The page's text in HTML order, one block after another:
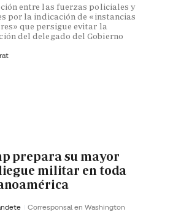
entre las fuerzas policiales y
por la indicación de «instancias
que persigue evitar la
del delegado del Gobierno
prepara su mayor
militar en toda
Corresponsal en Washington